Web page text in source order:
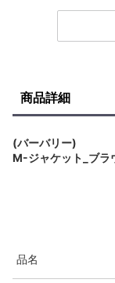
商品詳細
(バーバリー)
M-ジャケット_ブラ
品名